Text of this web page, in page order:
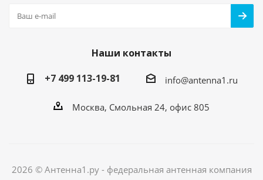
Наши контакты
+7 499 113-19-81
info@antenna1.ru
Москва, Смольная 24, офис 805
2026 © Антенна1.ру - федеральная антенная компания